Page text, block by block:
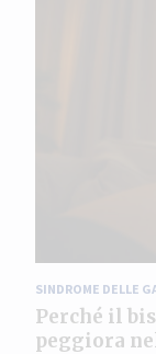
SINDROME DELLE
Perché il
peggiora